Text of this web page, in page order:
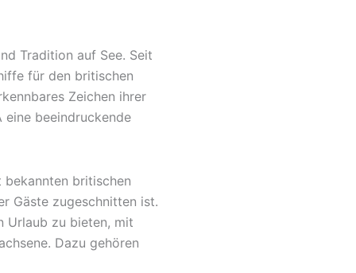
Tradition auf See. Seit
für den britischen
Zeichen ihrer
eine beeindruckende
britischen
Gäste zugeschnitten ist.
Urlaub zu bieten, mit
Dazu gehören